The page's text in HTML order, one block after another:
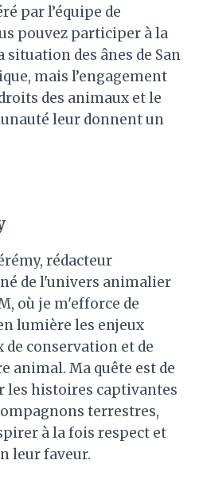
par l’équipe de
pouvez participer à la
situation des ânes de San
mais l’engagement
des animaux et le
leur donnent un
rédacteur
de l'univers animalier
où je m'efforce de
lumière les enjeux
de conservation et de
animal. Ma quête est de
les histoires captivantes
terrestres,
à la fois respect et
leur faveur.